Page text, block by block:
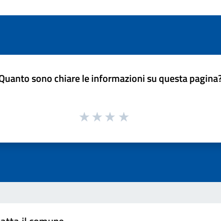
sono chiare le informazioni su questa